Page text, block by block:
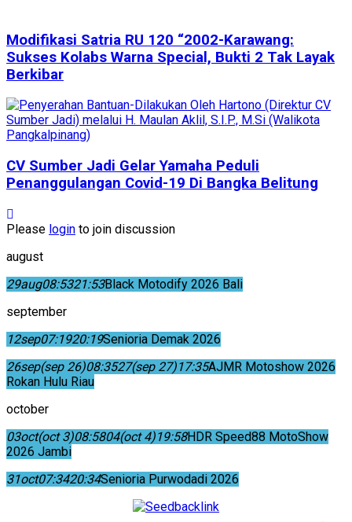
Modifikasi Satria RU 120 “2002-Karawang:
Sukses Kolabs Warna Special, Bukti 2 Tak Layak
Berkibar
CV Sumber Jadi Gelar Yamaha Peduli
Penanggulangan Covid-19 Di Bangka Belitung
Please login to join discussion
august
29aug08:5321:53Black Motodify 2026 Bali
september
12sep07:1920:19Senioria Demak 2026
26sep(sep 26)08:3527(sep 27)17:35AJMR Motoshow 2026
Rokan Hulu Riau
october
03oct(oct 3)08:5804(oct 4)19:58HDR Speed88 MotoShow
2026 Jambi
31oct07:3420:34Senioria Purwodadi 2026